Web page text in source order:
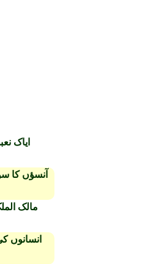
ایاک
آنسؤں کا
مالک
انسانوں